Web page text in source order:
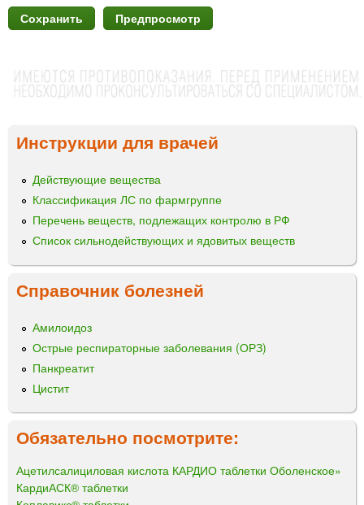
Инструкции для врачей
Действующие вещества
Классификация ЛС по фармгруппе
Перечень веществ, подлежащих контролю в РФ
Список сильнодействующих и ядовитых веществ
Справочник болезней
Амилоидоз
Острые респираторные заболевания (ОРЗ)
Панкреатит
Цистит
Обязательно посмотрите:
Ацетилсалициловая кислота КАРДИО таблетки Оболенское»
КардиАСК® таблетки